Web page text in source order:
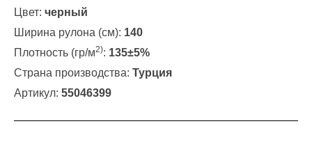
Цвет: черный
Ширина рулона (см): 140
Плотность (гр/м2): 135±5%
Страна производства: Турция
Артикул: 55046399